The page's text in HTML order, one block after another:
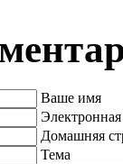
Ваше имя
Домашняя
Тема